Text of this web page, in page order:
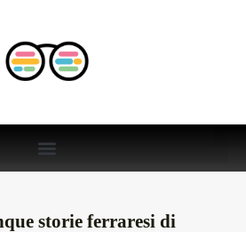
storie ferraresi di